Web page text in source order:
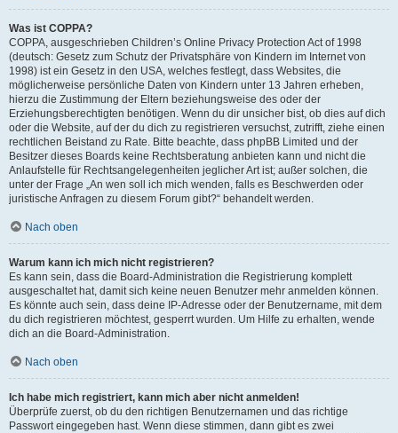
Was ist COPPA?
COPPA, ausgeschrieben Children’s Online Privacy Protection Act of 1998
(deutsch: Gesetz zum Schutz der Privatsphäre von Kindern im Internet von
1998) ist ein Gesetz in den USA, welches festlegt, dass Websites, die
möglicherweise persönliche Daten von Kindern unter 13 Jahren erheben,
hierzu die Zustimmung der Eltern beziehungsweise des oder der
Erziehungsberechtigten benötigen. Wenn du dir unsicher bist, ob dies auf dich
oder die Website, auf der du dich zu registrieren versuchst, zutrifft, ziehe einen
rechtlichen Beistand zu Rate. Bitte beachte, dass phpBB Limited und der
Besitzer dieses Boards keine Rechtsberatung anbieten kann und nicht die
Anlaufstelle für Rechtsangelegenheiten jeglicher Art ist; außer solchen, die
unter der Frage „An wen soll ich mich wenden, falls es Beschwerden oder
juristische Anfragen zu diesem Forum gibt?“ behandelt werden.
Nach oben
Warum kann ich mich nicht registrieren?
Es kann sein, dass die Board-Administration die Registrierung komplett
ausgeschaltet hat, damit sich keine neuen Benutzer mehr anmelden können.
Es könnte auch sein, dass deine IP-Adresse oder der Benutzername, mit dem
du dich registrieren möchtest, gesperrt wurden. Um Hilfe zu erhalten, wende
dich an die Board-Administration.
Nach oben
Ich habe mich registriert, kann mich aber nicht anmelden!
Überprüfe zuerst, ob du den richtigen Benutzernamen und das richtige
Passwort eingegeben hast. Wenn diese stimmen, dann gibt es zwei